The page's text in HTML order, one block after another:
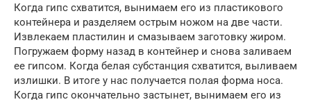
Когда гипс схватится, вынимаем его из пластикового
контейнера и разделяем острым ножом на две части.
Извлекаем пластилин и смазываем заготовку жиром.
Погружаем форму назад в контейнер и снова заливаем
ее гипсом. Когда белая субстанция схватится, выливаем
излишки. В итоге у нас получается полая форма носа.
Когда гипс окончательно застынет, вынимаем его из